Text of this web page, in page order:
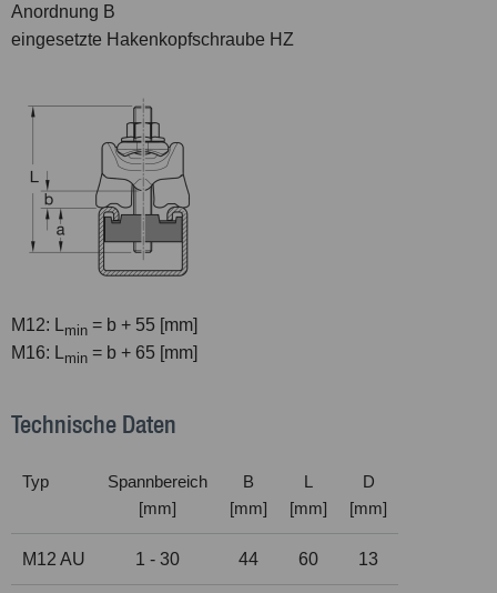
Anordnung B
eingesetzte Hakenkopfschraube HZ
M12: Lmin = b + 55 [mm]
M16: Lmin = b + 65 [mm]
Technische Daten
Typ
Spannbereich
[mm]
B
[mm]
L
[mm]
D
[mm]
M12 AU 1 - 30 44 60 13